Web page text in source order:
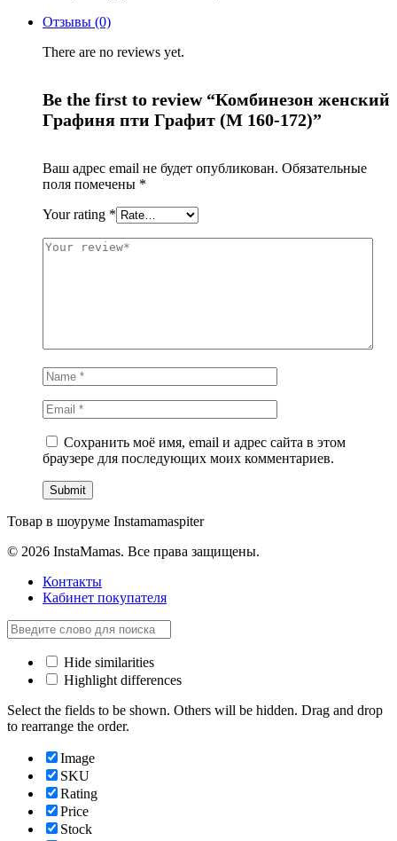
Отзывы (0)
There are no reviews yet.
Be the first to review “Комбинезон женский
Графиня пти Графит (M 160-172)”
Ваш адрес email не будет опубликован. Обязательные
поля помечены *
Your rating *
Сохранить моё имя, email и адрес сайта в этом
браузере для последующих моих комментариев.
Товар в шоуруме Instamamaspiter
© 2026 InstaMamas. Все права защищены.
Контакты
Кабинет покупателя
Hide similarities
Highlight differences
Select the fields to be shown. Others will be hidden. Drag and drop
to rearrange the order.
Image
SKU
Rating
Price
Stock